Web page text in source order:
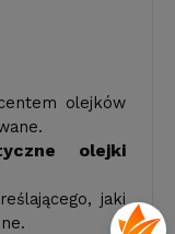
olejków
olejki
jaki